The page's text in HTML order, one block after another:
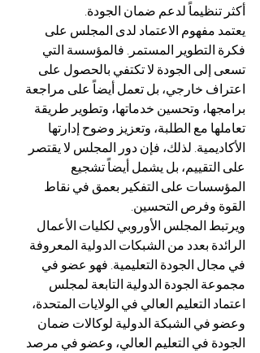
أكثر تنظيماً لدعم ضمان الجودة.
يعتمد مفهوم الاعتماد لدى المجلس على
فكرة التطوير المستمر. فالمؤسسة التي
تسعى إلى الجودة لا تكتفي بالحصول على
اعتراف خارجي، بل تعمل أيضاً على مراجعة
برامجها، وتحسين خدماتها، وتطوير طريقة
تعاملها مع الطلبة، وتعزيز وضوح إدارتها
الأكاديمية. لذلك، فإن دور المجلس لا يقتصر
على التقييم، بل يشمل أيضاً تشجيع
المؤسسات على التفكير بعمق في نقاط
القوة وفرص التحسين.
ويرتبط المجلس الأوروبي لكليات الأعمال
الرائدة بعدد من الشبكات الدولية المعروفة
في مجال الجودة التعليمية. فهو عضو في
مجموعة الجودة الدولية التابعة لمجلس
اعتماد التعليم العالي في الولايات المتحدة،
وعضو في الشبكة الدولية لوكالات ضمان
الجودة في التعليم العالي، وعضو في مرصد